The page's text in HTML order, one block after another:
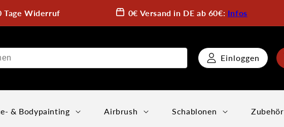
Tage Widerruf 0€ Versand in DE ab 60€: Infos
Einloggen
& Bodypainting Airbrush Schablonen Zubehör